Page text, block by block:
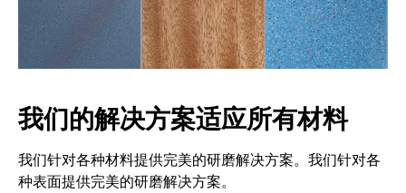
我们的解决方案适应所有材料
我们针对各种材料提供完美的研磨解决方案。我们针对各
种表面提供完美的研磨解决方案。